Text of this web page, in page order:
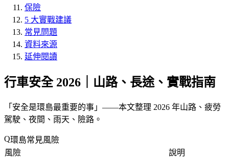
保險
5 大實戰建議
常見問題
資料來源
延伸閱讀
行車安全 2026｜山路、長途、實戰指南
「 安全是環島最重要的事 」——本文整理 2026 年山路、疲勞
駕駛、夜間、雨天、險路。
環島常見風險
風險
說明